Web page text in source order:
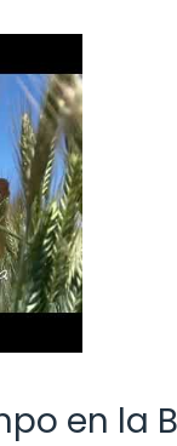
en la